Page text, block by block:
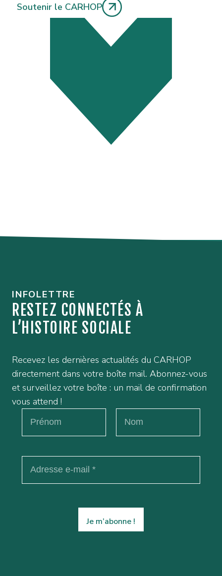
Soutenir le CARHOP
INFOLETTRE
RESTEZ CONNECTÉS À
L’HISTOIRE SOCIALE
Recevez les dernières actualités du CARHOP
directement dans votre boîte mail. Abonnez-vous
et surveillez votre boîte : un mail de confirmation
vous attend !